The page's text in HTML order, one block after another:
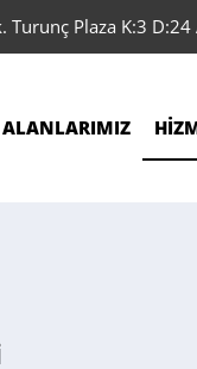
Plaza K:3 D:24
ALANLARIMIZ